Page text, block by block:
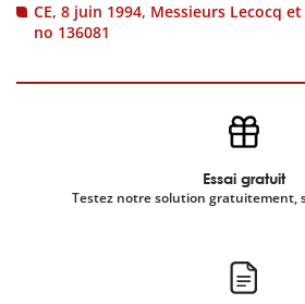
CE, 8 juin 1994, Messieurs Lecocq
no 136081
Essai gratuit
Testez notre solution gratuitement,